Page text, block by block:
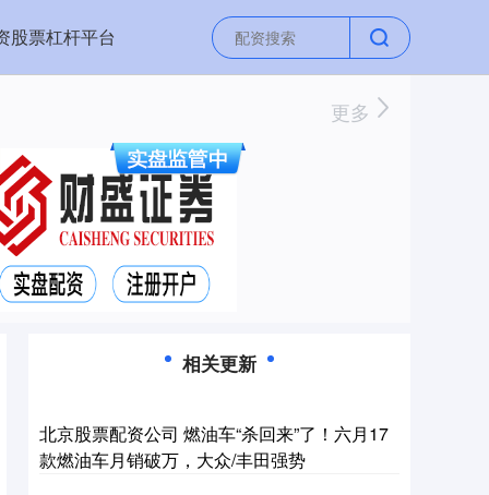
股票杠杆平台
更多
相关更新
北京股票配资公司 燃油车“杀回来”了！六月17
款燃油车月销破万，大众/丰田强势